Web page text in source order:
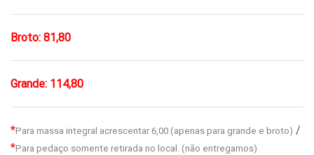
Broto: 81,80
Grande: 114,80
*Para massa integral acrescentar 6,00 (apenas para grande e broto) /
*Para pedaço somente retirada no local. (não entregamos)